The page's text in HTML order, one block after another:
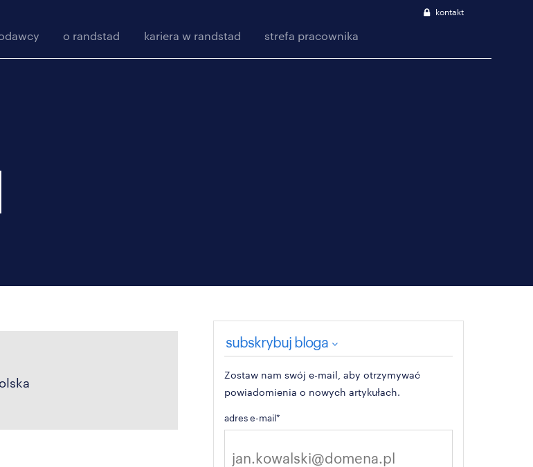
kontakt
o randstad kariera w randstad strefa pracownika
subskrybuj bloga
Zostaw nam swój e-mail, aby otrzymywać
powiadomienia o nowych artykułach.
adres e-mail*